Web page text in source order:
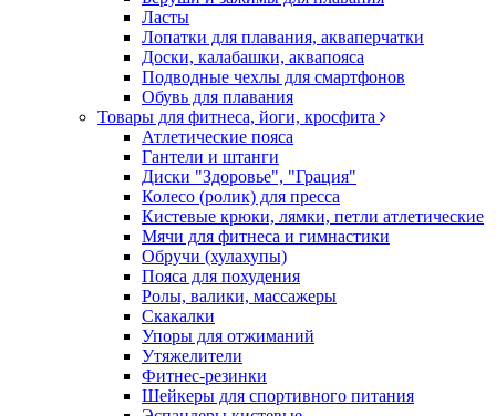
Ласты
Лопатки для плавания, акваперчатки
Доски, калабашки, аквапояса
Подводные чехлы для смартфонов
Обувь для плавания
Товары для фитнеса, йоги, кросфита
Атлетические пояса
Гантели и штанги
Диски "Здоровье", "Грация"
Колесо (ролик) для пресса
Кистевые крюки, лямки, петли атлетические
Мячи для фитнеса и гимнастики
Обручи (хулахупы)
Пояса для похудения
Ролы, валики, массажеры
Скакалки
Упоры для отжиманий
Утяжелители
Фитнес-резинки
Шейкеры для спортивного питания